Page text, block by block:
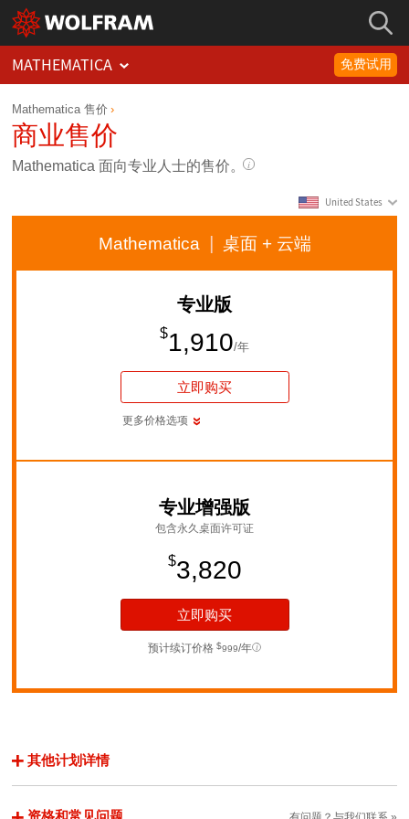
MATHEMATICA 免费试用
Mathematica 售价
商业售价
Mathematica 面向专业人士的售价。
United States
Mathematica 桌面 + 云端
专业版
$1,910/年
立即购买
更多价格选项
专业增强版
包含永久桌面许可证
$3,820
立即购买
预计续订价格 $999/年
其他计划详情